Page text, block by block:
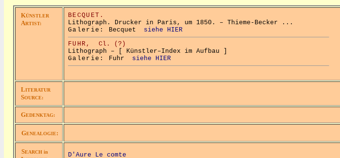
KÜNSTLER
ARTIST:
BECQUET.
Lithograph. Drucker in Paris, um 1850. – Thieme-Becker ...
Galerie: Becquet siehe HIER
FUHR,
Cl. (?)
Lithograph – [ Künstler–Index im Aufbau ]
Galerie: Fuhr siehe HIER
LITERATUR
SOURCE:
GEDENKTAG:
GENEALOGIE:
SEARCH in D'Aure Le comte